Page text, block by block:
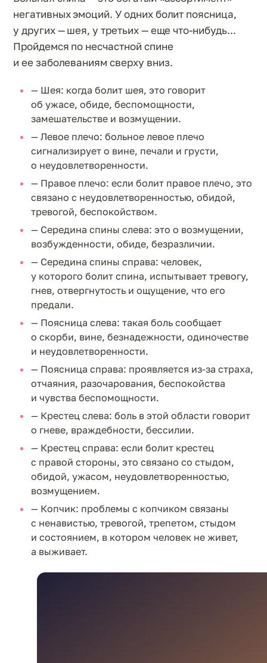
негативных эмоций. У одних болит поясница,
у других — шея, у третьих — еще что-нибудь...
Пройдемся по несчастной спине
и ее заболеваниям сверху вниз.
— Шея: когда болит шея, это говорит
об ужасе, обиде, беспомощности,
замешательстве и возмущении.
— Левое плечо: больное левое плечо
сигнализирует о вине, печали и грусти,
о неудовлетворенности.
— Правое плечо: если болит правое плечо, это
связано с неудовлетворенностью, обидой,
тревогой, беспокойством.
— Середина спины слева: это о возмущении,
возбужденности, обиде, безразличии.
— Середина спины справа: человек,
у которого болит спина, испытывает тревогу,
гнев, отвергнутость и ощущение, что его
предали.
— Поясница слева: такая боль сообщает
о скорби, вине, безнадежности, одиночестве
и неудовлетворенности.
— Поясница справа: проявляется из-за страха,
отчаяния, разочарования, беспокойства
и чувства беспомощности.
— Крестец слева: боль в этой области говорит
о гневе, враждебности, бессилии.
— Крестец справа: если болит крестец
с правой стороны, это связано со стыдом,
обидой, ужасом, неудовлетворенностью,
возмущением.
— Копчик: проблемы с копчиком связаны
с ненавистью, тревогой, трепетом, стыдом
и состоянием, в котором человек не живет,
а выживает.